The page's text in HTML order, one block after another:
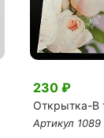
230 ₽
Открытка-В
Артикул 1089